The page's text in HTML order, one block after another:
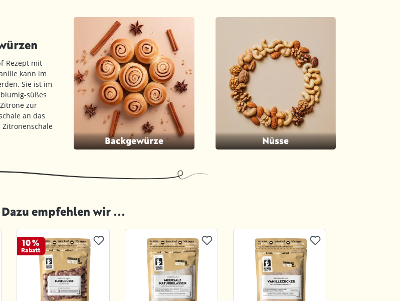
Rezept mit
kann im
Sie ist im
süßes
zur
an das
Zitronenschale
Backgewürze Nüsse
Dazu empfehlen wir ...
10 %
Rabatt